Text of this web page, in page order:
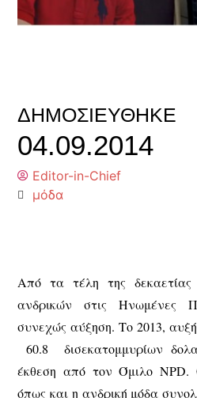
ΔΗΜΟΣΙΕΎΘΗΚΕ
04.09.2014
Editor-in-Chief
μόδα
Από τα τέλη της δεκαετίας
ανδρικών στις Ηνωμένες
συνεχώς αύξηση. Το 2013,
60.8 δισεκατομμυρίων
έκθεση από τον Όμιλο
όπως και η ανδρική μόδα